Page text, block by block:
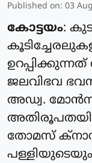
Published on: 03
കോട്ടയം:
ജലവിഭവ
അഡ്വ.
തോമസ്